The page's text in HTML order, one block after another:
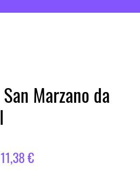
Marzano da
11,38 €Prezzo